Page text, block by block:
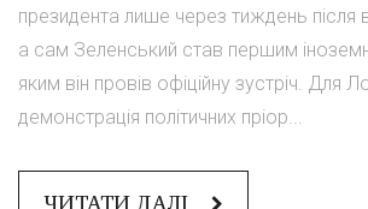
президента лише через тиждень після
а сам Зеленський став першим
яким він провів офіційну зустріч. Для
демонстрація політичних пріор...
ЧИТАТИ ДАЛІ